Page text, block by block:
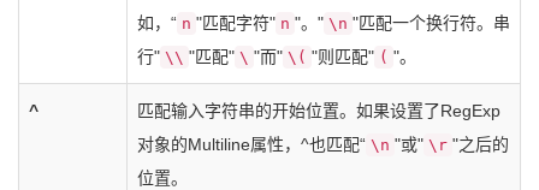
如，“ n "匹配字符" n "。" \n "匹配一个换行符。串
行" \\ "匹配" \ "而" \( "则匹配" ( "。
^
匹配输入字符串的开始位置。如果设置了RegExp
对象的Multiline属性，^也匹配“ \n "或" \r "之后的
位置。